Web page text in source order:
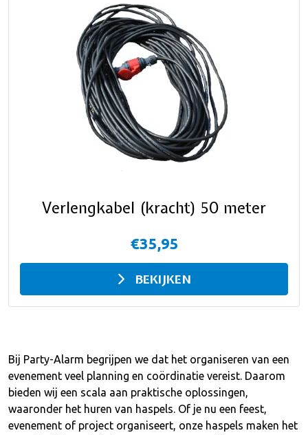
Verlengkabel (kracht) 50 meter
€35,95
BEKIJKEN
Bij Party-Alarm begrijpen we dat het organiseren van een
evenement veel planning en coördinatie vereist. Daarom
bieden wij een scala aan praktische oplossingen,
waaronder het huren van haspels. Of je nu een feest,
evenement of project organiseert, onze haspels maken het